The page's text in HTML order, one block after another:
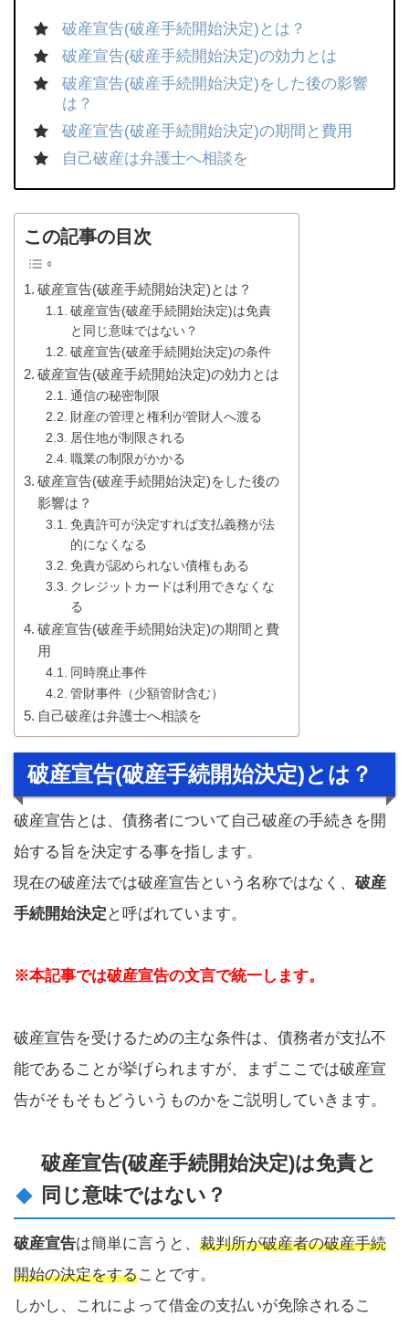
破産宣告(破産手続開始決定)とは？
破産宣告(破産手続開始決定)の効力とは
破産宣告(破産手続開始決定)をした後の影響
は？
破産宣告(破産手続開始決定)の期間と費用
自己破産は弁護士へ相談を
この記事の目次
破産宣告(破産手続開始決定)とは？
破産宣告(破産手続開始決定)は免責
と同じ意味ではない？
破産宣告(破産手続開始決定)の条件
破産宣告(破産手続開始決定)の効力とは
通信の秘密制限
財産の管理と権利が管財人へ渡る
居住地が制限される
職業の制限がかかる
破産宣告(破産手続開始決定)をした後の
影響は？
免責許可が決定すれば支払義務が法
的になくなる
免責が認められない債権もある
クレジットカードは利用できなくな
る
破産宣告(破産手続開始決定)の期間と費
用
同時廃止事件
管財事件（少額管財含む）
自己破産は弁護士へ相談を
破産宣告(破産手続開始決定)とは？
破産宣告とは、債務者について自己破産の手続きを開
始する旨を決定する事を指します。
現在の破産法では破産宣告という名称ではなく、 破産
手続開始決定 と呼ばれています。
※本記事では破産宣告の文言で統一します。
破産宣告を受けるための主な条件は、債務者が支払不
能であることが挙げられますが、まずここでは破産宣
告がそもそもどういうものかをご説明していきます。
破産宣告(破産手続開始決定)は免責と
同じ意味ではない？
破産宣告は簡単に言うと、 裁判所が破産者の破産手続
開始の決定をすることです。
しかし、これによって借金の支払いが免除されるこ